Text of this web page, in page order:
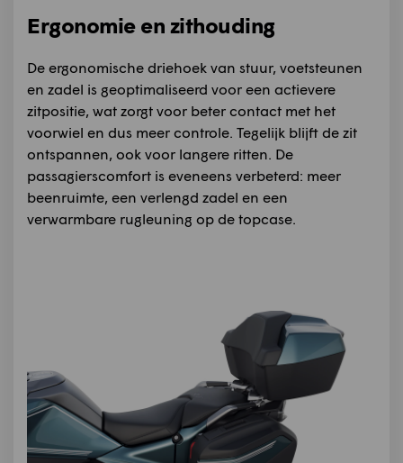
Ergonomie en zithouding
De ergonomische driehoek van stuur, voetsteunen
en zadel is geoptimaliseerd voor een actievere
zitpositie, wat zorgt voor beter contact met het
voorwiel en dus meer controle. Tegelijk blijft de zit
ontspannen, ook voor langere ritten. De
passagierscomfort is eveneens verbeterd: meer
beenruimte, een verlengd zadel en een
verwarmbare rugleuning op de topcase.